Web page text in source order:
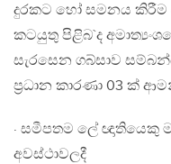
දුරකට හෝ සමනය කිරීම
කටයුතු පිළිබ`ද
සැරසෙන ගබ්සාව
ප‍්‍රධාන කාරණා 03 ක්
· සමීපතම ලේ ඥාතියෙකු
අවස්ථාවලදී